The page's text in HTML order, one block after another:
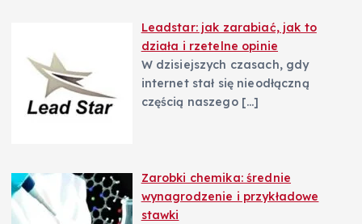
Leadstar: jak zarabiać, jak to
działa i rzetelne opinie
W dzisiejszych czasach, gdy
internet stał się nieodłączną
częścią naszego […]
Zarobki chemika: średnie
wynagrodzenie i przykładowe
stawki